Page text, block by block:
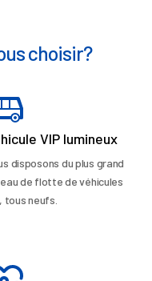
choisir?
VIP lumineux
disposons du plus grand
de flotte de véhicules
tous neufs.